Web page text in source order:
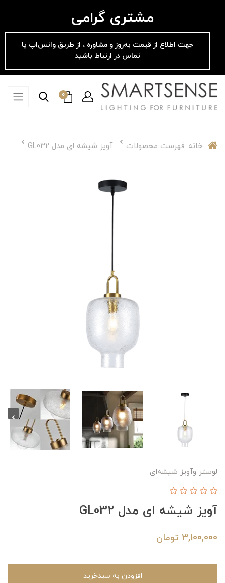
مشتری گرامی
جهت اطلاع از قیمت به‌روز و مشاوره ، از طریق واتس‌اپ یا
تماس در ارتباط باشید
0
خانه فهرست محصولات آویز شیشه ای مدل GL032
لوستر وآویز شیشه‌ای
آویز شیشه ای مدل GL032
3,100,000 تومان
افزودن به سبدخرید